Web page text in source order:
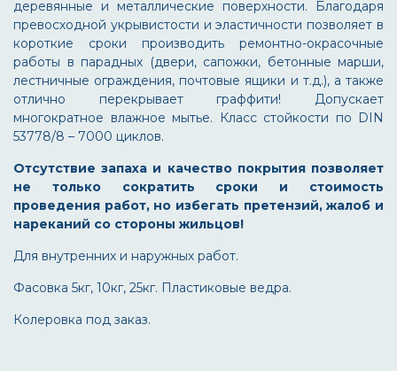
деревянные и металлические поверхности. Благодаря
превосходной укрывистости и эластичности позволяет в
короткие сроки производить ремонтно-окрасочные
работы в парадных (двери, сапожки, бетонные марши,
лестничные ограждения, почтовые ящики и т.д.), а также
отлично перекрывает граффити! Допускает
многократное влажное мытье. Класс стойкости по DIN
53778/8 – 7000 циклов.
Отсутствие запаха и качество покрытия позволяет
не только сократить сроки и стоимость
проведения работ, но избегать претензий, жалоб и
нареканий со стороны жильцов!
Для внутренних и наружных работ.
Фасовка 5кг, 10кг, 25кг. Пластиковые ведра.
Колеровка под заказ.